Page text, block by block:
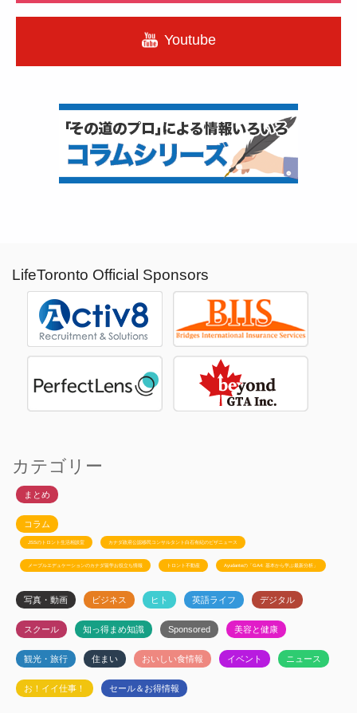
Youtube
LifeToronto Official Sponsors
カテゴリー
まとめ
コラム
JSSのトロント生活相談室 カナダ政府公認移民コンサルタント白石有紀のビザニュース
メープルエデュケーションのカナダ留学お役立ち情報 トロント不動産 Ayudanteの「GA4: 基本から学ぶ最新分析」
写真・動画 ビジネス ヒト 英語ライフ デジタル
スクール 知っ得まめ知識 Sponsored 美容と健康
観光・旅行 住まい おいしい食情報 イベント ニュース
お！イイ仕事！ セール＆お得情報